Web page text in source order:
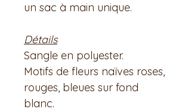
un sac à main unique.
Détails
Sangle en polyester.
Motifs de fleurs naïves roses,
rouges, bleues sur fond
blanc.